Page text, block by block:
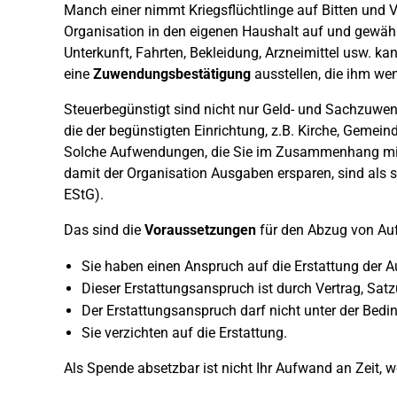
Manch einer nimmt Kriegsflüchtlinge auf Bitten und
Organisation in den eigenen Haushalt auf und
Unterkunft, Fahrten, Bekleidung, Arzneimittel usw.
eine Zuwendungsbestätigung ausstellen, die ihm
Steuerbegünstigt sind nicht nur Geld- und
die der begünstigten Einrichtung, z.B. Kirche,
Solche Aufwendungen, die Sie im Zusammenhang
damit der Organisation Ausgaben ersparen, sind als
EStG).
Das sind die Voraussetzungen für den Abzug von
Sie haben einen Anspruch auf die Erstattung der
Dieser Erstattungsanspruch ist durch Vertrag,
Der Erstattungsanspruch darf nicht unter der
Sie verzichten auf die Erstattung.
Als Spende absetzbar ist nicht Ihr Aufwand an Zeit,